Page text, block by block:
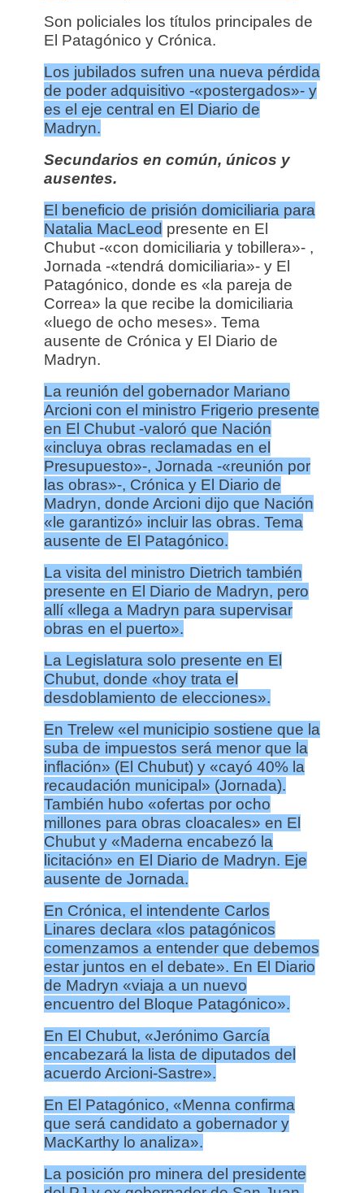
Son policiales los títulos principales de
El Patagónico y Crónica.
Los jubilados sufren una nueva pérdida
de poder adquisitivo -«postergados»- y
es el eje central en El Diario de
Madryn.
Secundarios en común, únicos y
ausentes.
El beneficio de prisión domiciliaria para
Natalia MacLeod presente en El
Chubut -«con domiciliaria y tobillera»- ,
Jornada -«tendrá domiciliaria»- y El
Patagónico, donde es «la pareja de
Correa» la que recibe la domiciliaria
«luego de ocho meses». Tema
ausente de Crónica y El Diario de
Madryn.
La reunión del gobernador Mariano
Arcioni con el ministro Frigerio presente
en El Chubut -valoró que Nación
«incluya obras reclamadas en el
Presupuesto»-, Jornada -«reunión por
las obras»-, Crónica y El Diario de
Madryn, donde Arcioni dijo que Nación
«le garantizó» incluir las obras. Tema
ausente de El Patagónico.
La visita del ministro Dietrich también
presente en El Diario de Madryn, pero
allí «llega a Madryn para supervisar
obras en el puerto».
La Legislatura solo presente en El
Chubut, donde «hoy trata el
desdoblamiento de elecciones».
En Trelew «el municipio sostiene que la
suba de impuestos será menor que la
inflación» (El Chubut) y «cayó 40% la
recaudación municipal» (Jornada).
También hubo «ofertas por ocho
millones para obras cloacales» en El
Chubut y «Maderna encabezó la
licitación» en El Diario de Madryn. Eje
ausente de Jornada.
En Crónica, el intendente Carlos
Linares declara «los patagónicos
comenzamos a entender que debemos
estar juntos en el debate». En El Diario
de Madryn «viaja a un nuevo
encuentro del Bloque Patagónico».
En El Chubut, «Jerónimo García
encabezará la lista de diputados del
acuerdo Arcioni-Sastre».
En El Patagónico, «Menna confirma
que será candidato a gobernador y
MacKarthy lo analiza».
La posición pro minera del presidente